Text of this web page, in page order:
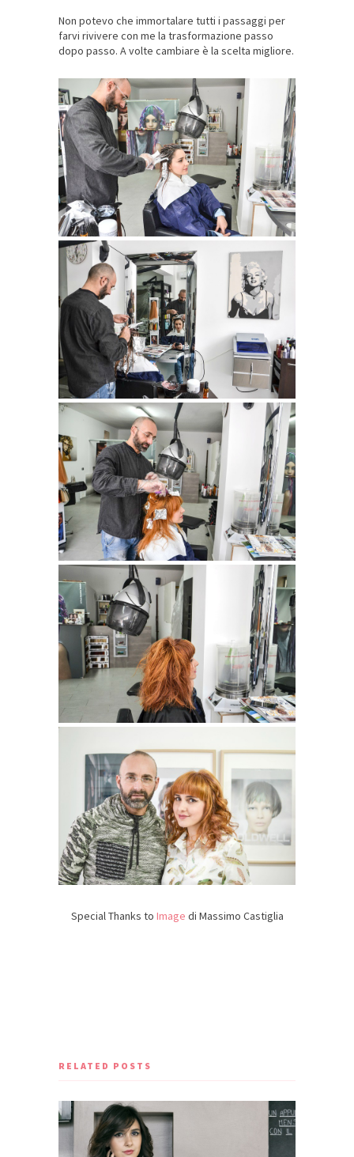
Non potevo che immortalare tutti i passaggi per
farvi rivivere con me la trasformazione passo
dopo passo. A volte cambiare è la scelta migliore.
Special Thanks to Image di Massimo Castiglia
RELATED POSTS